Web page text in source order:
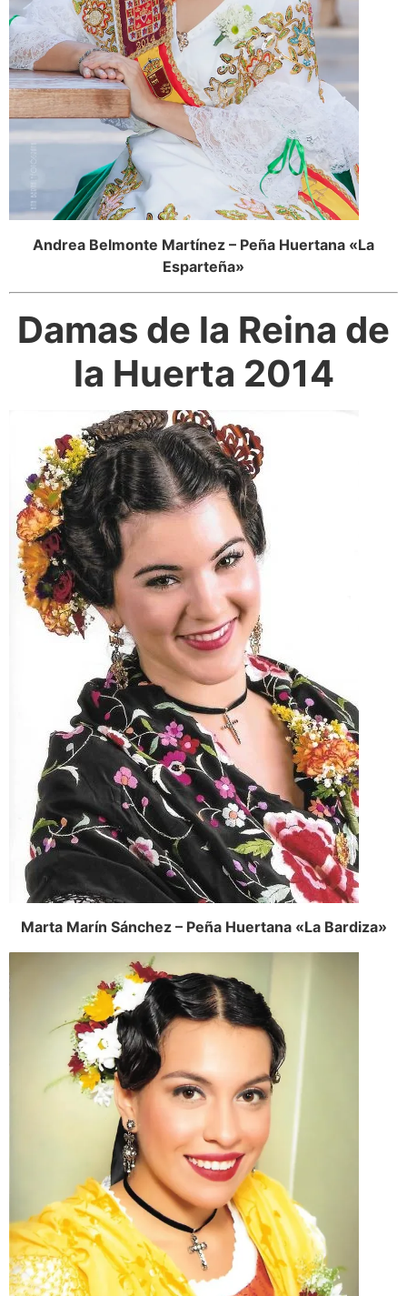
Andrea Belmonte Martínez – Peña Huertana «La
Esparteña»
Damas de la Reina de
la Huerta 2014
Marta Marín Sánchez – Peña Huertana «La Bardiza»